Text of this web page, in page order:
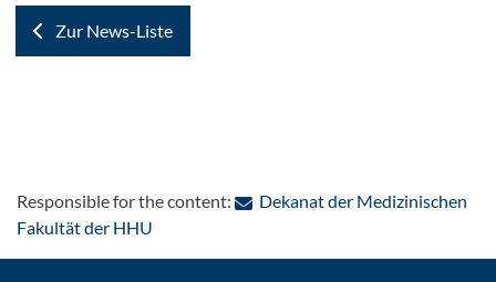
Zur News-Liste
Responsible for the content:
Dekanat der Medizinischen
Fakultät der HHU